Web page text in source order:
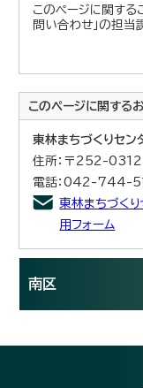
このページに関する
問い合わせ」の担当
このページに関する
東林まちづくりセン
住所：〒252-
電話：042-744-
東林まちづく
用フォーム
南区